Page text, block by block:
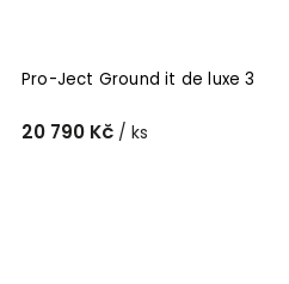
Pro-Ject Ground it de luxe 3
20 790 Kč / ks